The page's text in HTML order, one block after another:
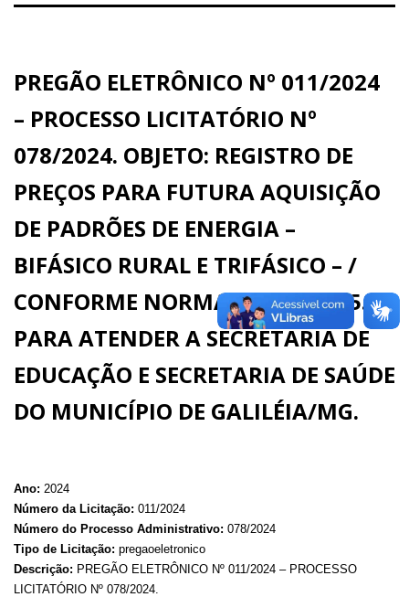
PREGÃO ELETRÔNICO Nº 011/2024
– PROCESSO LICITATÓRIO Nº
078/2024. OBJETO: REGISTRO DE
PREÇOS PARA FUTURA AQUISIÇÃO
DE PADRÕES DE ENERGIA –
BIFÁSICO RURAL E TRIFÁSICO – /
CONFORME NORMA CEMIG ND 5.1
PARA ATENDER A SECRETARIA DE
EDUCAÇÃO E SECRETARIA DE SAÚDE
DO MUNICÍPIO DE GALILÉIA/MG.
Ano: 2024
Número da Licitação: 011/2024
Número do Processo Administrativo: 078/2024
Tipo de Licitação: pregaoeletronico
Descrição: PREGÃO ELETRÔNICO Nº 011/2024 – PROCESSO
LICITATÓRIO Nº 078/2024.